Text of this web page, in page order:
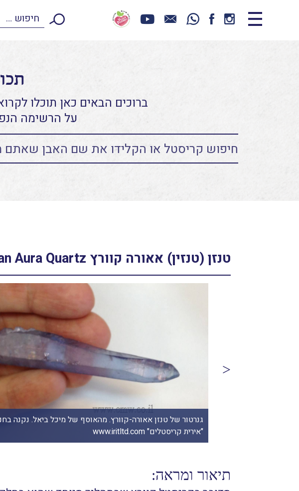
ברוכים הבאים כאן תוכלו
על הרשימה
טנזן (טנזין) אאורה קוורץ Tanzan Aura Quartz
גנרטור של טנזן אאורה-קוורץ. מהאוסף של מיכל ביאל. נקנה
"אירית קריסטלים" www.iritltd.com
תיאור ומראה: